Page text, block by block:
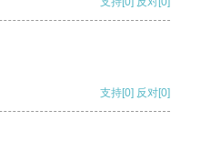
支持[0] 反对[0]